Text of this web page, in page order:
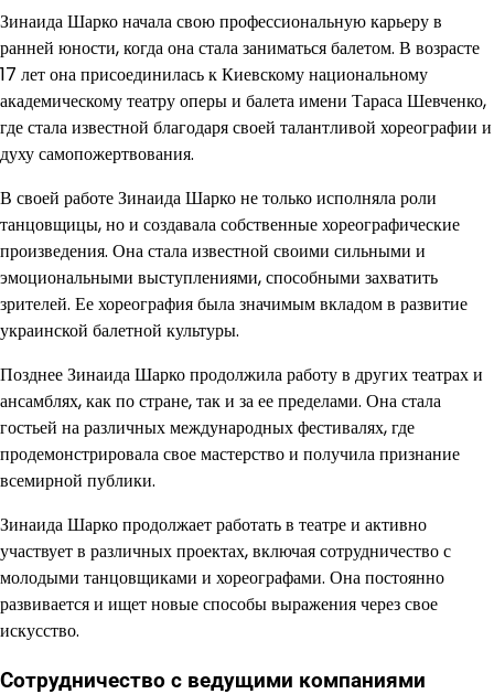
Зинаида Шарко начала свою профессиональную карьеру в
ранней юности, когда она стала заниматься балетом. В возрасте
17 лет она присоединилась к Киевскому национальному
академическому театру оперы и балета имени Тараса Шевченко,
где стала известной благодаря своей талантливой хореографии и
духу самопожертвования.
В своей работе Зинаида Шарко не только исполняла роли
танцовщицы, но и создавала собственные хореографические
произведения. Она стала известной своими сильными и
эмоциональными выступлениями, способными захватить
зрителей. Ее хореография была значимым вкладом в развитие
украинской балетной культуры.
Позднее Зинаида Шарко продолжила работу в других театрах и
ансамблях, как по стране, так и за ее пределами. Она стала
гостьей на различных международных фестивалях, где
продемонстрировала свое мастерство и получила признание
всемирной публики.
Зинаида Шарко продолжает работать в театре и активно
участвует в различных проектах, включая сотрудничество с
молодыми танцовщиками и хореографами. Она постоянно
развивается и ищет новые способы выражения через свое
искусство.
Сотрудничество с ведущими компаниями